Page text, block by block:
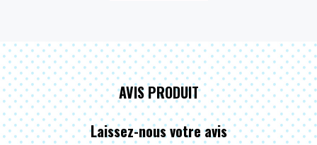
AVIS PRODUIT
Laissez-nous votre avis